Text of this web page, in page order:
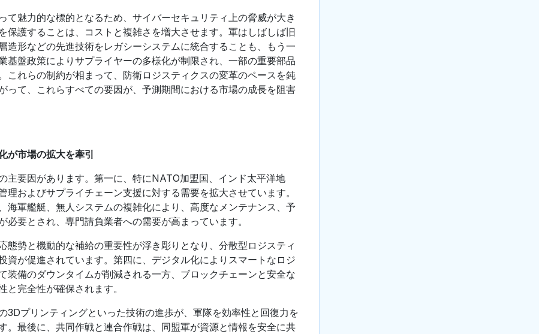
魅力的な標的となるため、サイバーセキュリティ上の脅威が大き
保護することは、コストと複雑さを増大させます。軍はしばしば旧
形などの先進技術をレガシーシステムに統合することも、もう一
盤政策によりサプライヤーの多様化が制限され、一部の重要部品
これらの制約が相まって、防衛ロジスティクスの変革のペースを鈍
って、これらすべての要因が、予測期間における市場の成長を阻害
が市場の拡大を牽引
主要因があります。第一に、特にNATO加盟国、インド太平洋地
およびサプライチェーン支援に対する需要を拡大させています。
海軍艦艇、無人システムの複雑化により、高度なメンテナンス、予
要とされ、専門請負業者への需要が高まっています。
勢と機動的な補給の重要性が浮き彫りとなり、分散型ロジスティ
資が促進されています。第四に、デジタル化によりスマートなロジ
装備のダウンタイムが削減される一方、ブロックチェーンと安全な
完全性が確保されます。
3Dプリンティングといった技術の進歩が、軍隊を効率性と回復力を
。最後に、共同作戦と連合作戦は、同盟軍が資源と情報を安全に共